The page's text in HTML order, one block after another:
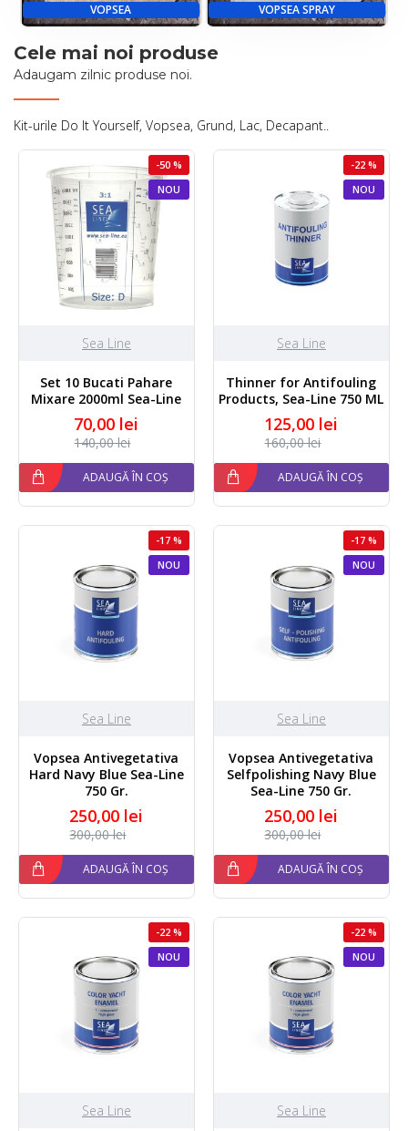
VOPSEA VOPSEA SPRAY
Cele mai noi produse
Adaugam zilnic produse noi.
Kit-urile Do It Yourself, Vopsea, Grund, Lac, Decapant..
NOU
-50 %
Sea Line
Set 10 Bucati Pahare
Mixare 2000ml Sea-Line
70,00 lei
140,00 lei
ADAUGĂ ÎN COȘ
NOU
-22 %
Sea Line
Thinner for Antifouling
Products, Sea-Line 750 ML
125,00 lei
160,00 lei
ADAUGĂ ÎN COȘ
NOU
-17 %
Sea Line
Vopsea Antivegetativa
Hard Navy Blue Sea-Line
750 Gr.
250,00 lei
300,00 lei
ADAUGĂ ÎN COȘ
NOU
-17 %
Sea Line
Vopsea Antivegetativa
Selfpolishing Navy Blue
Sea-Line 750 Gr.
250,00 lei
300,00 lei
ADAUGĂ ÎN COȘ
NOU
-22 %
Sea Line
NOU
-22 %
Sea Line